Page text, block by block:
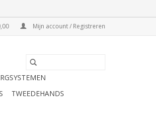
Mijn account / Registreren
TWEEDEHANDS